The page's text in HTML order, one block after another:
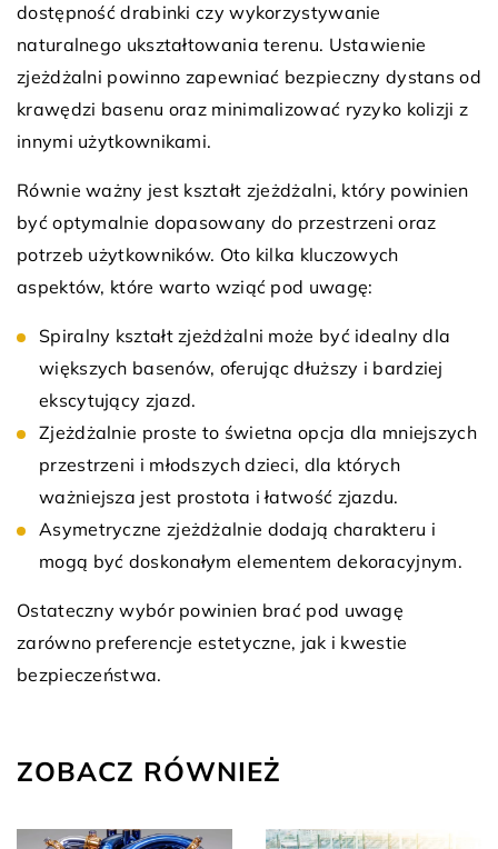
dostępność drabinki czy wykorzystywanie
naturalnego ukształtowania terenu. Ustawienie
zjeżdżalni powinno zapewniać bezpieczny dystans od
krawędzi basenu oraz minimalizować ryzyko kolizji z
innymi użytkownikami.
Równie ważny jest kształt zjeżdżalni, który powinien
być optymalnie dopasowany do przestrzeni oraz
potrzeb użytkowników. Oto kilka kluczowych
aspektów, które warto wziąć pod uwagę:
Spiralny kształt zjeżdżalni może być idealny dla
większych basenów, oferując dłuższy i bardziej
ekscytujący zjazd.
Zjeżdżalnie proste to świetna opcja dla mniejszych
przestrzeni i młodszych dzieci, dla których
ważniejsza jest prostota i łatwość zjazdu.
Asymetryczne zjeżdżalnie dodają charakteru i
mogą być doskonałym elementem dekoracyjnym.
Ostateczny wybór powinien brać pod uwagę
zarówno preferencje estetyczne, jak i kwestie
bezpieczeństwa.
ZOBACZ RÓWNIEŻ